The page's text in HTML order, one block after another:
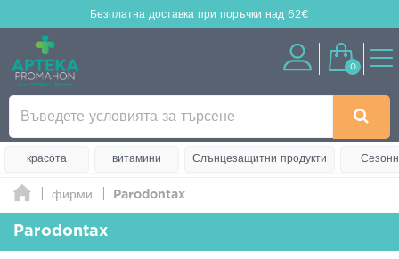
Безплатна доставка при поръчки над 62€
0
красота витамини Слънцезащитни продукти
фирми Parodontax
Parodontax